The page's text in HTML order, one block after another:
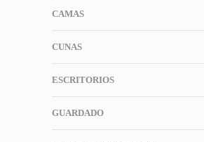
CAMAS
CUNAS
ESCRITORIOS
GUARDADO